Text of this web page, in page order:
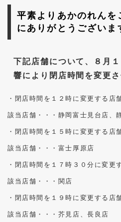
平素よりあかのれんを
にありがとうございま
下記店舗について、８月
響により閉店時間を変更
・閉店時間を１２時に変更する店
該当店舗・・・静岡富士見台店、
・閉店時間を１５時に変更する店
該当店舗・・・富士厚原店
・閉店時間を１７時３０分に変更
該当店舗・・・関店
・閉店時間を１９時に変更する店
該当店舗・・・芥見店、長良店